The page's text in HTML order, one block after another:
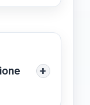
è utile
o
di
+